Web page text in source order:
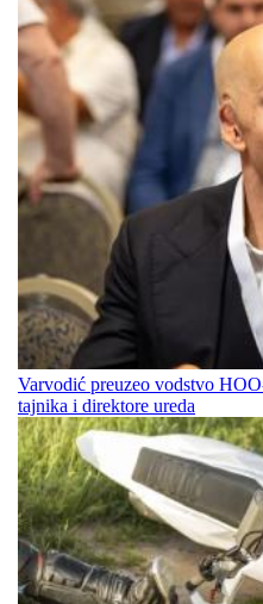
Varvodić preuzeo vodstvo
tajnika i direktore ureda